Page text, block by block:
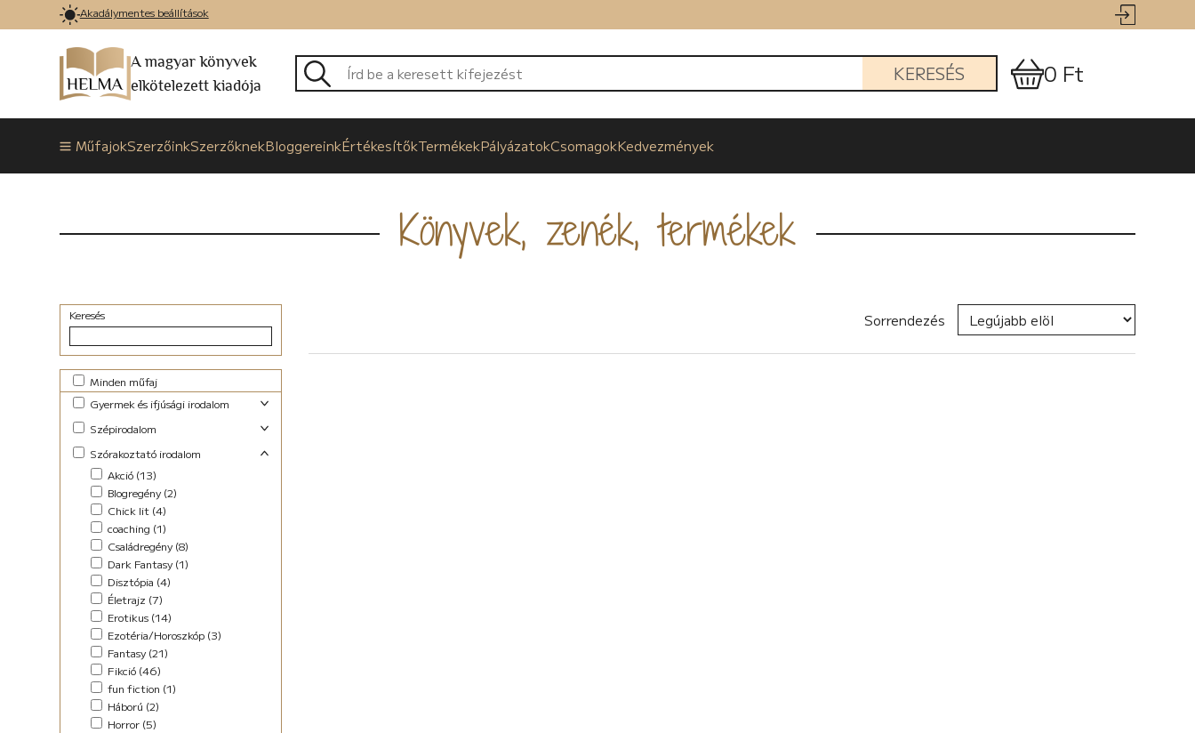
Akadálymentes beállítások
A magyar könyvek
elkötelezett kiadója
KERESÉS 0 Ft
MűfajokSzerzőinkSzerzőknekBloggereinkÉrtékesítőkTermékekPályázatokCsomagokKedvezmények
Könyvek, zenék, termékek
Keresés
Minden műfaj
Gyermek és ifjúsági irodalom
Foglalkoztató (29)
Ifjúsági (Young Adult) (47)
Lányregény (7)
Mese (141)
New Adult (9)
Novella (4)
Vers (27)
Szépirodalom
Családregény (3)
Novella (10)
Regény (13)
Szociodráma (2)
Vers (36)
Szórakoztató irodalom
Akció (13)
Blogregény (2)
Chick lit (4)
coaching (1)
Családregény (8)
Dark Fantasy (1)
Disztópia (4)
Életrajz (7)
Erotikus (14)
Ezotéria/Horoszkóp (3)
Fantasy (21)
Fikció (46)
fun fiction (1)
Háború (2)
Horror (5)
Sorrendezés